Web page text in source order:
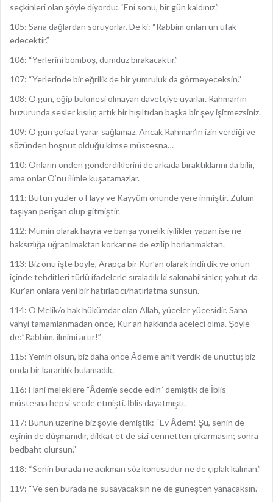
seçkinleri olan şöyle diyordu: “Eni sonu, bir gün kaldınız.”
105: Sana dağlardan soruyorlar. De ki: “Rabbim onları un ufak
edecektir.”
106: “Yerlerini bomboş, dümdüz bırakacaktır.”
107: “Yerlerinde bir eğrilik de bir yumruluk da görmeyeceksin.”
108: O gün, eğip bükmesi olmayan davetçiye uyarlar. Rahman’ın
huzurunda sesler kısılır, artık bir hışıltıdan başka bir şey işitmezsiniz.
109: O gün şefaat yarar sağlamaz. Ancak Rahman’ın izin verdiği ve
sözünden hoşnut olduğu kimse müstesna…
110: Onların önden gönderdiklerini de arkada bıraktıklarını da bilir,
ama onlar O’nu ilimle kuşatamazlar.
111: Bütün yüzler o Hayy ve Kayyûm önünde yere inmiştir. Zulüm
taşıyan perişan olup gitmiştir.
112: Mümin olarak hayra ve barışa yönelik iyilikler yapan ise ne
haksızlığa uğratılmaktan korkar ne de ezilip horlanmaktan.
113: Biz onu işte böyle, Arapça bir Kur’an olarak indirdik ve onun
içinde tehditleri türlü ifadelerle sıraladık ki sakınabilsinler, yahut da
Kur’an onlara yeni bir hatırlatıcı/hatırlatma sunsun.
114: O Melik/o hak hükümdar olan Allah, yüceler yücesidir. Sana
vahyi tamamlanmadan önce, Kur’an hakkında aceleci olma. Şöyle
de:”Rabbim, ilmimi artır!”
115: Yemin olsun, biz daha önce Âdem’e ahit verdik de unuttu; biz
onda bir kararlılık bulamadık.
116: Hani meleklere “Âdem’e secde edin” demiştik de İblis
müstesna hepsi secde etmişti. İblis dayatmıştı.
117: Bunun üzerine biz şöyle demiştik: “Ey Âdem! Şu, senin de
eşinin de düşmanıdır, dikkat et de sizi cennetten çıkarmasın; sonra
bedbaht olursun.”
118: “Senin burada ne acıkman söz konusudur ne de çıplak kalman.”
119: “Ve sen burada ne susayacaksın ne de güneşten yanacaksın.”